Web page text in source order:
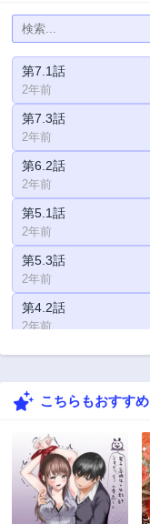
第7.1話
2年前
第7.3話
2年前
第6.2話
2年前
第5.1話
2年前
第5.3話
2年前
第4.2話
2年前
第3.1話
第3.3話
第2.2話
2年前
第1.1話
2年前
こちらもおすすめ